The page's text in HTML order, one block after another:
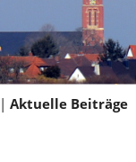
|Aktuelle Beiträge